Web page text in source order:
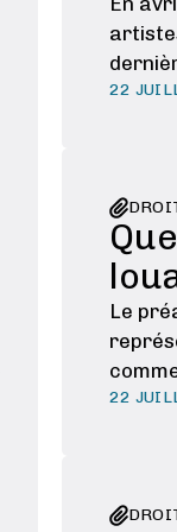
SRF, …
22
Le
et
22